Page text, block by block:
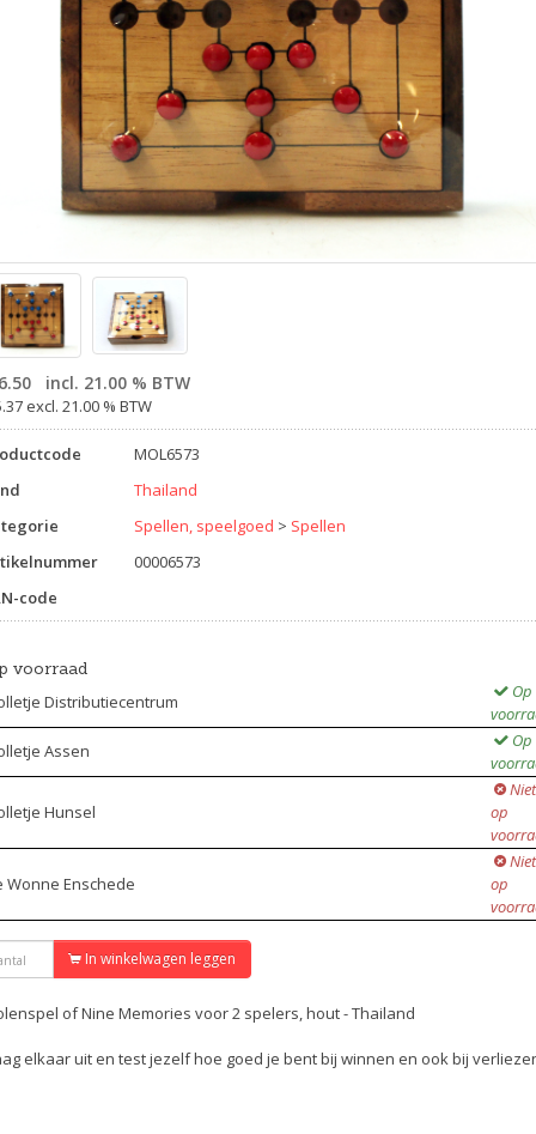
incl. 21.00 % BTW
excl. 21.00 % BTW
MOL6573
Thailand
Spellen, speelgoed > Spellen
00006573
code
voorraad
Distributiecentrum
Op
Assen
Op
Hunsel
Niet
op
Wonne Enschede
Niet
op
In winkelwagen leggen
of Nine Memories voor 2 spelers, hout - Thailand
elkaar uit en test jezelf hoe goed je bent bij winnen en ook bij